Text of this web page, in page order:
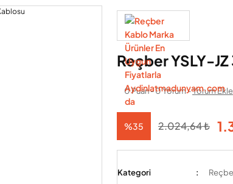
Reçber YSLY-
0 Puan - 0 Yorum -Yorum Ekle
%35 2.024,64 ₺
Kategori